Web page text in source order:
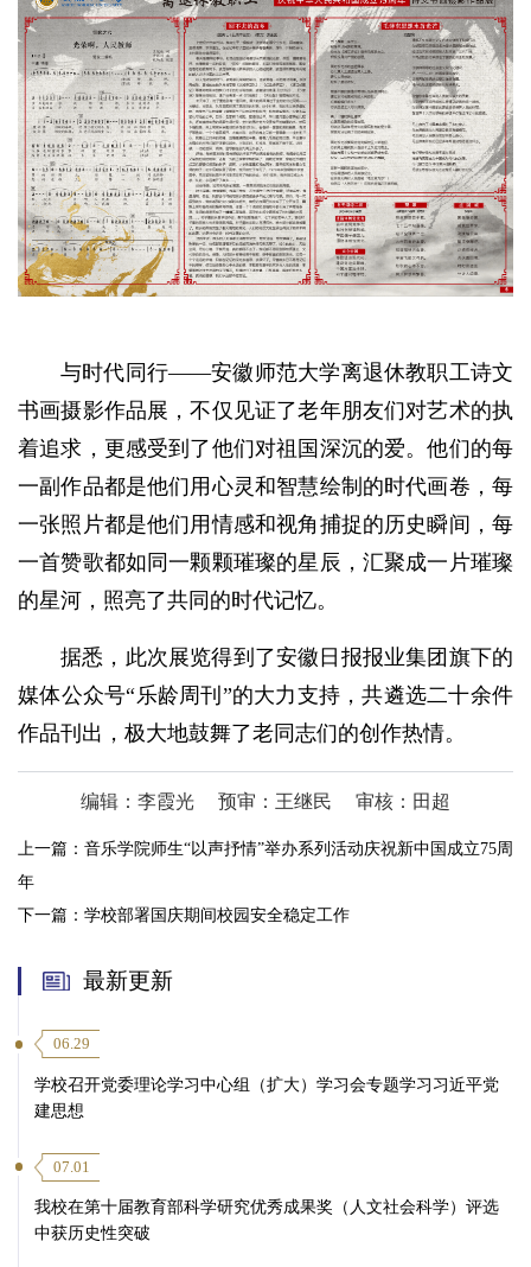
与时代同行——安徽师范大学离退休教职工诗文
书画摄影作品展，不仅见证了老年朋友们对艺术的执
着追求，更感受到了他们对祖国深沉的爱。他们的每
一副作品都是他们用心灵和智慧绘制的时代画卷，每
一张照片都是他们用情感和视角捕捉的历史瞬间，每
一首赞歌都如同一颗颗璀璨的星辰，汇聚成一片璀璨
的星河，照亮了共同的时代记忆。
据悉，此次展览得到了安徽日报报业集团旗下的
媒体公众号“乐龄周刊”的大力支持，共遴选二十余件
作品刊出，极大地鼓舞了老同志们的创作热情。
编辑：李霞光 预审：王继民 审核：田超
上一篇： 音乐学院师生“以声抒情”举办系列活动庆祝新中国成立75周
年
下一篇： 学校部署国庆期间校园安全稳定工作
最新更新
06.29
学校召开党委理论学习中心组（扩大）学习会专题学习习近平党
建思想
07.01
我校在第十届教育部科学研究优秀成果奖（人文社会科学）评选
中获历史性突破